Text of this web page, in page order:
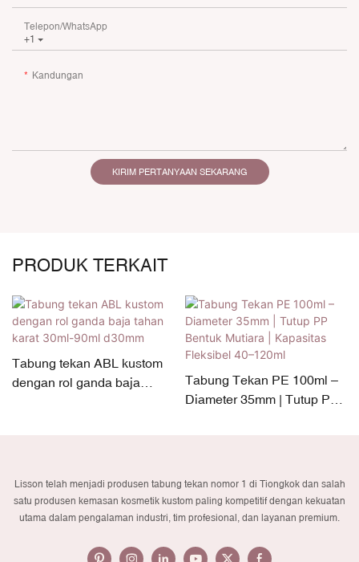
+1
Telepon/WhatsApp
Kandungan
KIRIM PERTANYAAN SEKARANG
PRODUK TERKAIT
Tabung tekan ABL kustom
dengan rol ganda baja
Tabung Tekan PE 100ml –
Diameter 35mm | Tutup PP
Lisson telah menjadi produsen tabung tekan nomor 1 di Tiongkok dan salah
satu produsen kemasan kosmetik kustom paling kompetitif dengan kekuatan
utama dalam pengalaman industri, tim profesional, dan layanan premium.